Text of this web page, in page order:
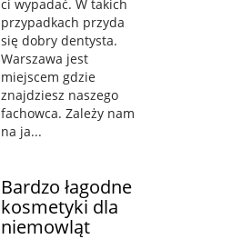
ci wypadać. W takich
przypadkach przyda
się dobry dentysta.
Warszawa jest
miejscem gdzie
znajdziesz naszego
fachowca. Zależy nam
na ja...
Bardzo łagodne
kosmetyki dla
niemowląt